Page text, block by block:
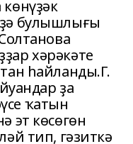
булышлығы
хәрәкәте
һайланды.Г.
ҙа
ҡатын
эт көсөгөн
тип, гәзиткә